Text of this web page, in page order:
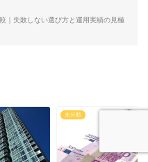
｜失敗しない選び方と運用実績の見極